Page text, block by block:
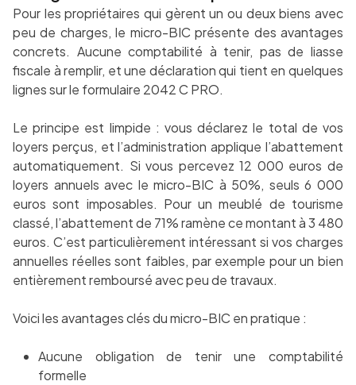
Pour les propriétaires qui gèrent un ou deux biens avec
peu de charges, le micro-BIC présente des avantages
concrets. Aucune comptabilité à tenir, pas de liasse
fiscale à remplir, et une déclaration qui tient en quelques
lignes sur le formulaire 2042 C PRO.
Le principe est limpide : vous déclarez le total de vos
loyers perçus, et l’administration applique l’abattement
automatiquement. Si vous percevez 12 000 euros de
loyers annuels avec le micro-BIC à 50%, seuls 6 000
euros sont imposables. Pour un meublé de tourisme
classé, l’abattement de 71% ramène ce montant à 3 480
euros. C’est particulièrement intéressant si vos charges
annuelles réelles sont faibles, par exemple pour un bien
entièrement remboursé avec peu de travaux.
Voici les avantages clés du micro-BIC en pratique :
Aucune obligation de tenir une comptabilité
formelle